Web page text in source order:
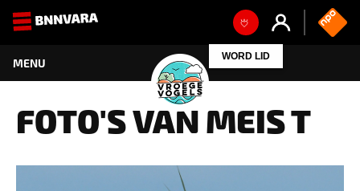
WORD LID
FOTO'S VAN MEIS T